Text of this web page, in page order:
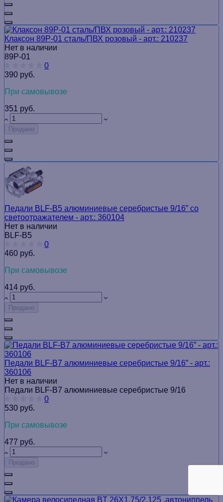
Клаксон 89P-01 сталь/ПВХ розовый - арт.: 210237
Нет в наличии
89P-01
0
390 руб.
При самовывозе
351 руб.
Продано
Педали BLF-B5 алюминиевые серебристые 9/16” со
светоотражателем - арт.: 360104
Нет в наличии
BLF-B5
0
460 руб.
При самовывозе
414 руб.
Продано
Педали BLF-B7 алюминиевые серебристые 9/16” - арт.:
360106
Нет в наличии
Педали BLF-B7 алюминиевые серебристые 9/16
0
530 руб.
При самовывозе
477 руб.
Продано